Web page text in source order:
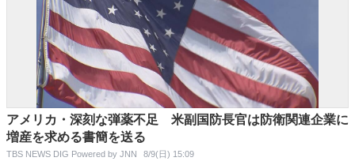
アメリカ・深刻な弾薬不足 米副国防長官は防衛関連企業に
増産を求める書簡を送る
TBS NEWS DIG Powered by JNN 8/9(日) 15:09